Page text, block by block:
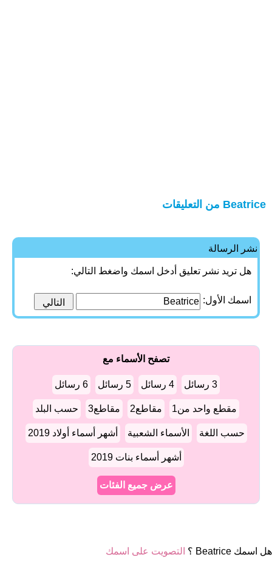
Beatrice من التعليقات
نشر الرسالة
هل تريد نشر تعليق أدخل اسمك واضغط التالي:
اسمك الأول:
تصفح الأسماء مع
3 رسائل 4 رسائل 5 رسائل 6 رسائل
مقطع واحد من1 مقاطع2 مقاطع3 حسب البلد
حسب اللغة الأسماء الشعبية أشهر أسماء أولاد 2019
أشهر أسماء بنات 2019
عرض جميع الفئات
هل اسمك Beatrice ؟ التصويت على اسمك